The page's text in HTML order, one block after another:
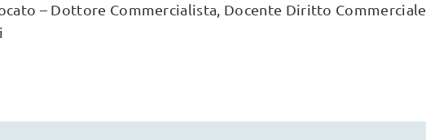
– Dottore Commercialista, Docente Diritto Commerciale